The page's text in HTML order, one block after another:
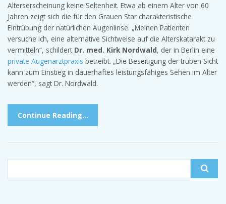
Alterserscheinung keine Seltenheit. Etwa ab einem Alter von 60
Jahren zeigt sich die für den Grauen Star charakteristische
Eintrübung der natürlichen Augenlinse. „Meinen Patienten
versuche ich, eine alternative Sichtweise auf die Alterskatarakt zu
vermitteln“, schildert Dr. med. Kirk Nordwald, der in Berlin eine
private Augenarztpraxis betreibt. „Die Beseitigung der trüben Sicht
kann zum Einstieg in dauerhaftes leistungsfähiges Sehen im Alter
werden“, sagt Dr. Nordwald.
Continue Reading…